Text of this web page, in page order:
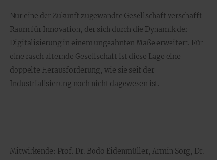
Nur eine der Zukunft zugewandte Gesellschaft verschafft
Raum für Innovation, der sich durch die Dynamik der
Digitalisierung in einem ungeahnten Maße erweitert. Für
eine rasch alternde Gesellschaft ist diese Lage eine
doppelte Herausforderung, wie sie seit der
Industrialisierung noch nicht dagewesen ist.
Mitwirkende: Prof. Dr. Bodo Eidenmüller, Armin Sorg, Dr.